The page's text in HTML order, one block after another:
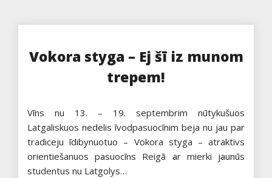
Vokora styga – Ej šī iz munom
trepem!
Vīns nu 13. – 19. septembrim nūtykušuos
Latgaliskuos nedelis īvodpasuocīnim beja nu jau par
tradiceju īdibynuotuo – Vokora styga – atraktivs
orientiešanuos pasuocīns Reigā ar mierki jaunūs
studentus nu Latgolys…